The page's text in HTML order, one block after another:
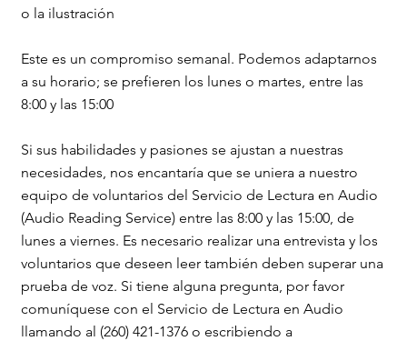
o la ilustración
Este es un compromiso semanal. Podemos adaptarnos
a su horario; se prefieren los lunes o martes, entre las
8:00 y las 15:00
Si sus habilidades y pasiones se ajustan a nuestras
necesidades, nos encantaría que se uniera a nuestro
equipo de voluntarios del Servicio de Lectura en Audio
(Audio Reading Service) entre las 8:00 y las 15:00, de
lunes a viernes. Es necesario realizar una entrevista y los
voluntarios que deseen leer también deben superar una
prueba de voz. Si tiene alguna pregunta, por favor
comuníquese con el Servicio de Lectura en Audio
llamando al (260) 421-1376 o escribiendo a